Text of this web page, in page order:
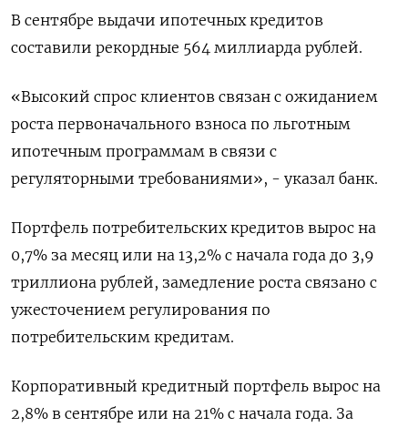
В сентябре выдачи ипотечных кредитов
составили рекордные 564 миллиарда рублей.
«Высокий спрос клиентов связан с ожиданием
роста первоначального взноса по льготным
ипотечным программам в связи с
регуляторными требованиями», - указал банк.
Портфель потребительских кредитов вырос на
0,7% за месяц или на 13,2% с начала года до 3,9
триллиона рублей, замедление роста связано с
ужесточением регулирования по
потребительским кредитам.
Корпоративный кредитный портфель вырос на
2,8% в сентябре или на 21% с начала года. За